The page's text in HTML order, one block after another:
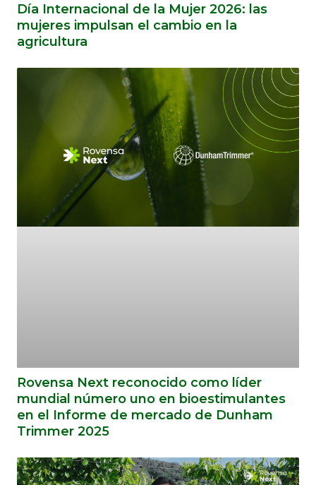
Día Internacional de la Mujer 2026: las
mujeres impulsan el cambio en la
agricultura
Rovensa Next reconocido como líder
mundial número uno en bioestimulantes
en el Informe de mercado de Dunham
Trimmer 2025